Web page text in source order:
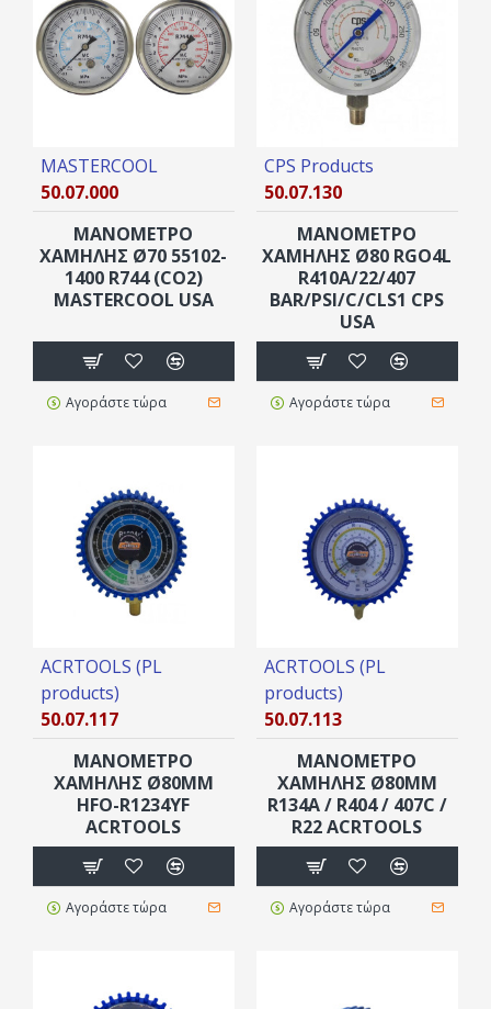
MASTERCOOL
50.07.000
ΜΑΝΟΜΕΤΡΟ
ΧΑΜΗΛΗΣ Ø70 55102-
1400 R744 (CO2)
MASTERCOOL USA
Αγοράστε τώρα
CPS Products
50.07.130
ΜΑΝΟΜΕΤΡΟ
ΧΑΜΗΛΗΣ Ø80 RGO4L
R410A/22/407
BAR/PSI/C/CLS1 CPS
USA
Αγοράστε τώρα
ACRTOOLS (PL
products)
50.07.117
ΜΑΝΟΜΕΤΡΟ
ΧΑΜΗΛΗΣ Ø80MM
HFO-R1234YF
ACRTOOLS
Αγοράστε τώρα
ACRTOOLS (PL
products)
50.07.113
ΜΑΝΟΜΕΤΡΟ
ΧΑΜΗΛΗΣ Ø80MM
R134A / R404 / 407C /
R22 ACRTOOLS
Αγοράστε τώρα